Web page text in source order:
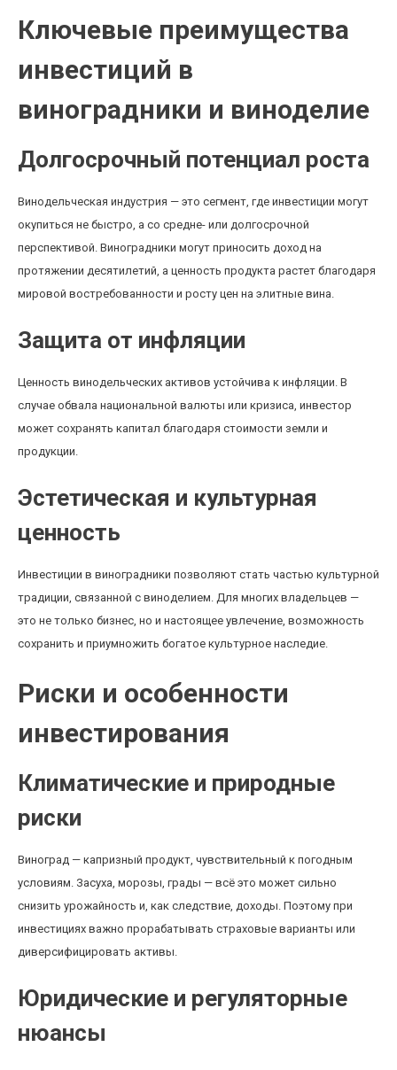
Ключевые преимущества
инвестиций в
виноградники и виноделие
Долгосрочный потенциал роста
Винодельческая индустрия — это сегмент, где инвестиции могут
окупиться не быстро, а со средне- или долгосрочной
перспективой. Виноградники могут приносить доход на
протяжении десятилетий, а ценность продукта растет благодаря
мировой востребованности и росту цен на элитные вина.
Защита от инфляции
Ценность винодельческих активов устойчива к инфляции. В
случае обвала национальной валюты или кризиса, инвестор
может сохранять капитал благодаря стоимости земли и
продукции.
Эстетическая и культурная
ценность
Инвестиции в виноградники позволяют стать частью культурной
традиции, связанной с виноделием. Для многих владельцев —
это не только бизнес, но и настоящее увлечение, возможность
сохранить и приумножить богатое культурное наследие.
Риски и особенности
инвестирования
Климатические и природные
риски
Виноград — капризный продукт, чувствительный к погодным
условиям. Засуха, морозы, грады — всё это может сильно
снизить урожайность и, как следствие, доходы. Поэтому при
инвестициях важно прорабатывать страховые варианты или
диверсифицировать активы.
Юридические и регуляторные
нюансы